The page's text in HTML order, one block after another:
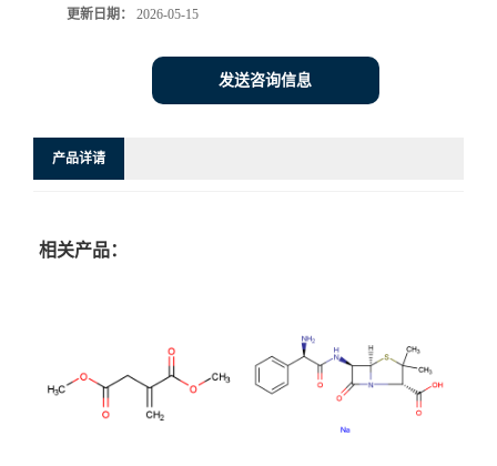
更新日期： 2026-05-15
发送咨询信息
产品详请
相关产品：